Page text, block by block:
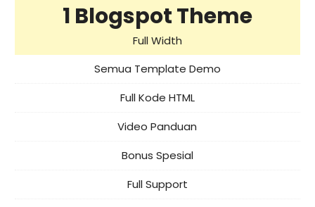
1 Blogspot Theme
Full Width
Semua Template Demo
Full Kode HTML
Video Panduan
Bonus Spesial
Full Support